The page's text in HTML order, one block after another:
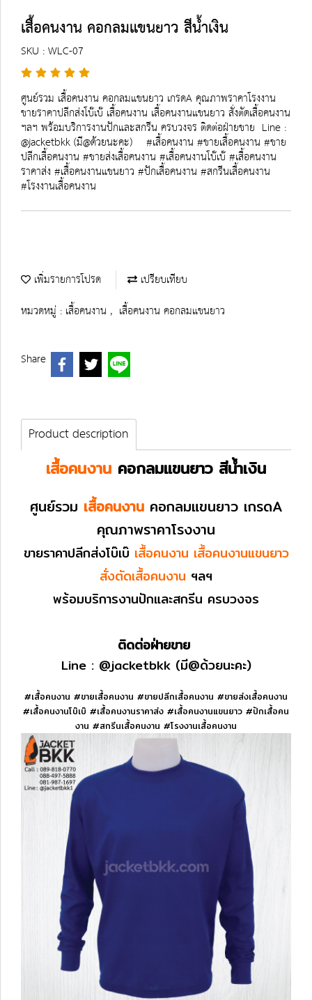
เสื้อคนงาน คอกลมแขนยาว สีน้ำเงิน
SKU : WLC-07
ศูนย์รวม เสื้อคนงาน คอกลมแขนยาว เกรดA คุณภาพราคาโรงงาน
ขายราคาปลีกส่งโบ๊เบ๊ เสื้อคนงาน เสื้อคนงานแขนยาว สั่งตัดเสื้อคนงาน
ฯลฯ พร้อมบริการงานปักและสกรีน ครบวงจร ติดต่อฝ่ายขาย Line :
@jacketbkk (มี@ด้วยนะคะ) #เสื้อคนงาน #ขายเสื้อคนงาน #ขาย
ปลีกเสื้อคนงาน #ขายส่งเสื้อคนงาน #เสื้อคนงานโบ๊เบ๊ #เสื้อคนงาน
ราคาส่ง #เสื้อคนงานแขนยาว #ปักเสื้อคนงาน #สกรีนเสื้อคนงาน
#โรงงานเสื้อคนงาน
เพิ่มรายการโปรด
เปรียบเทียบ
หมวดหมู่ : เสื้อคนงาน, เสื้อคนงาน คอกลมแขนยาว
Share
Product description
เสื้อคนงาน คอกลมแขนยาว สีน้ำเงิน
ศูนย์รวม เสื้อคนงาน คอกลมแขนยาวเกรดA
คุณภาพราคาโรงงาน
ขายราคาปลีกส่งโบ๊เบ๊ เสื้อคนงาน เสื้อคนงานแขนยาว
สั่งตัดเสื้อคนงาน ฯลฯ
พร้อมบริการงานปักและสกรีน ครบวงจร
ติดต่อฝ่ายขาย
Line : @jacketbkk(มี@ด้วยนะคะ)
#เสื้อคนงาน #ขายเสื้อคนงาน #ขายปลีกเสื้อคนงาน #ขายส่งเสื้อคนงาน
#เสื้อคนงานโบ๊เบ๊ #เสื้อคนงานราคาส่ง #เสื้อคนงานแขนยาว #ปักเสื้อคน
งาน #สกรีนเสื้อคนงาน #โรงงานเสื้อคนงาน